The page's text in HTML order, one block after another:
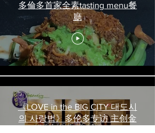
多倫多首家全素tasting menu餐
廳
《LOVE in the BIG CITY 대도시
의 사랑법》多伦多专访 主创金